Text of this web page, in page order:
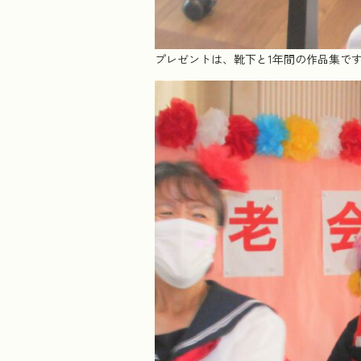
プレゼントは、靴下と1年間の作品集で